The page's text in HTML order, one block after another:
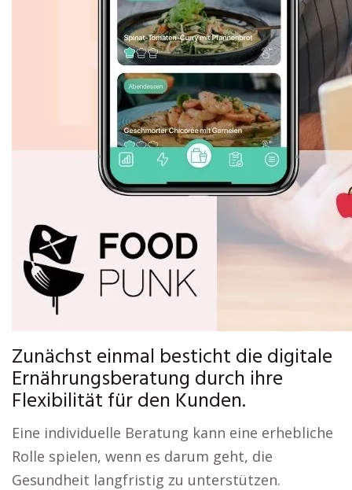
Zunächst einmal besticht die digitale
Ernährungsberatung durch ihre
Flexibilität für den Kunden.
Eine individuelle Beratung kann eine erhebliche
Rolle spielen, wenn es darum geht, die
Gesundheit langfristig zu unterstützen.